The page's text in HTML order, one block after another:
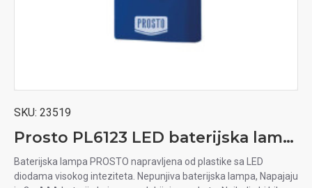
SKU: 23519
Prosto PL6123 LED baterijska lampa 16+5 LED
Baterijska lampa PROSTO napravljena od plastike sa LED
diodama visokog inteziteta. Nepunjiva baterijska lampa, Napajaju